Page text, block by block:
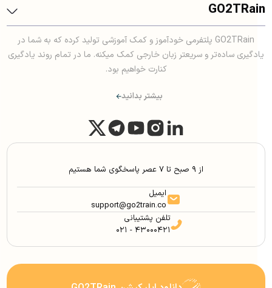
GO2TRain
GO2TRain پلتفرمی خودآموز و کمک آموزشی تولید کرده که به شما در
یادگیری ساده‌تر و سریعتر زبان خارجی کمک میکنه. ما در تمام روند یادگیری
کنارت خواهیم بود.
بیشتر بدانید
از ۹ صبح تا ۷ عصر پاسخگوی شما هستیم
ایمیل
support@go2train.co
تلفن پشتیبانی
۰۲۱ - ۴۳۰۰۰۴۲۱